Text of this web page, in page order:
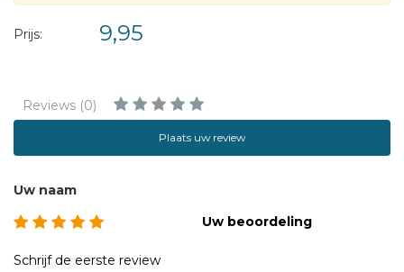
Prijs: 9,95
Reviews (0)
Plaats uw review
Uw naam
Uw beoordeling
Schrijf de eerste review